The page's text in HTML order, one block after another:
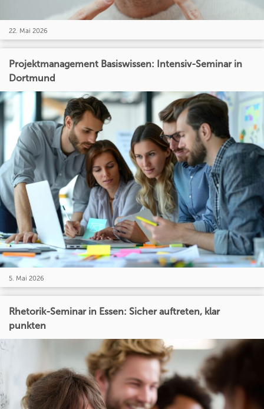
22. Mai 2026
Projektmanagement Basiswissen: Intensiv-Seminar in
Dortmund
5. Mai 2026
Rhetorik-Seminar in Essen: Sicher auftreten, klar
punkten